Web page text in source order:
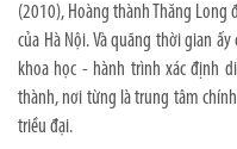
(2010), Hoàng thành Thăng
của Hà Nội. Và quãng thời gian
khoa học - hành trình xác định
thành, nơi từng là trung tâm
triều đại.